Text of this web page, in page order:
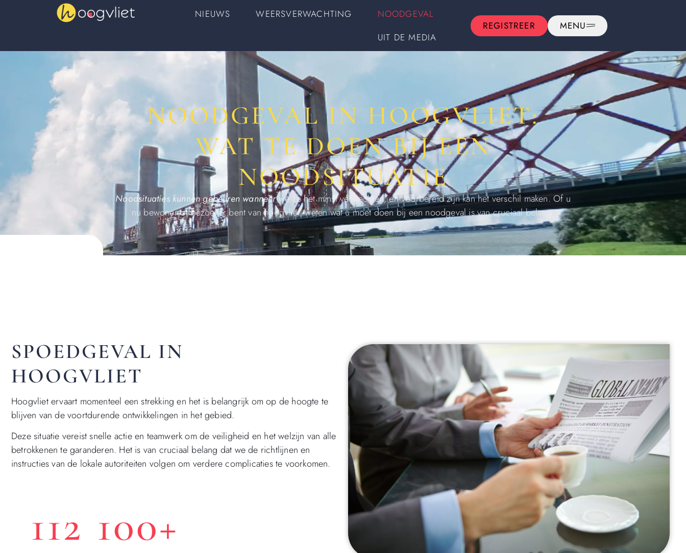
NIEUWS WEERSVERWACHTING
NOODGEVAL
UIT DE MEDIA
REGISTREER MENU
NOODGEVAL IN HOOGVLIET:
WAT TE DOEN BIJ EEN
NOODSITUATIE
Noodsituaties kunnen gebeuren wanneerwe ze het minst verwachten, en voorbereid zijn kan het verschil maken. Of u
nu bewoner of bezoeker bent van hoogvliet, weten wat u moet doen bij een noodgeval is van cruciaal belang.
SPOEDGEVAL IN
HOOGVLIET
Hoogvliet ervaart momenteel een strekking en het is belangrijk om op de hoogte te
blijven van de voortdurende ontwikkelingen in het gebied.
Deze situatie vereist snelle actie en teamwerk om de veiligheid en het welzijn van alle
betrokkenen te garanderen. Het is van cruciaal belang dat we de richtlijnen en
instructies van de lokale autoriteiten volgen om verdere complicaties te voorkomen.
112 100+